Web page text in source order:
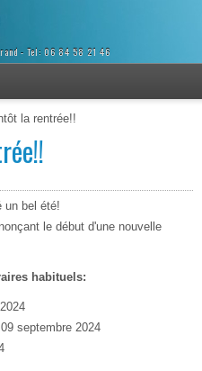
la rentrée!!
un bel été!
le début d'une nouvelle
habituels:
septembre 2024